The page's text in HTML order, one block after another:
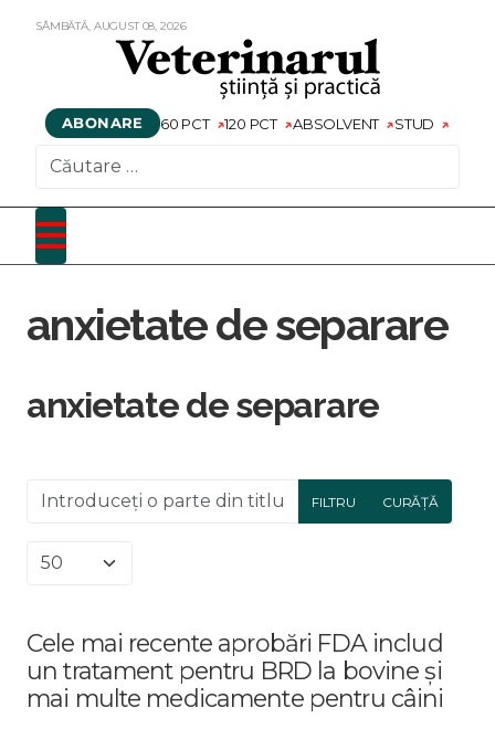
SÂMBĂTĂ, AUGUST08,2026
ABONARE 60 PCT 120 PCT ABSOLVENT STUD
anxietate de separare
anxietate de separare
Introduceți o parte din titlu. FILTRU CURĂȚĂ
Afișare #
Cele mai recente aprobări FDA includ
un tratament pentru BRD la bovine și
mai multe medicamente pentru câini